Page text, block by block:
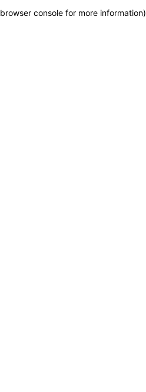
browser console for more information)